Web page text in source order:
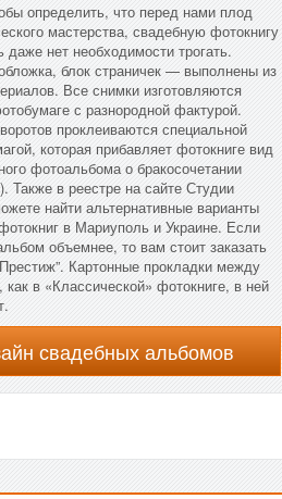
определить, что перед нами плод
мастерства, свадебную фотокнигу
нет необходимости трогать.
блок страничек — выполнены из
Все снимки изготовляются
с разнородной фактурой.
проклеиваются специальной
которая прибавляет фотокниге вид
фотоальбома о бракосочетании
Также в реестре на сайте Студии
найти альтернативные варианты
в Мариуполь и Украине. Если
объемнее, то вам стоит заказать
Картонные прокладки между
как в «Классической» фотокниге, в ней
свадебных альбомов